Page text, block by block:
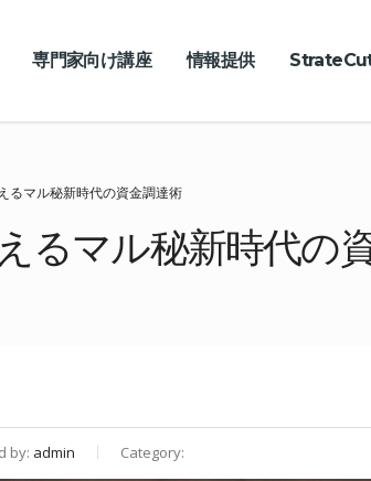
専門家向け講座 情報提供
るマル秘新時代の資金調達術
るマル秘新時代の
by: admin Category: